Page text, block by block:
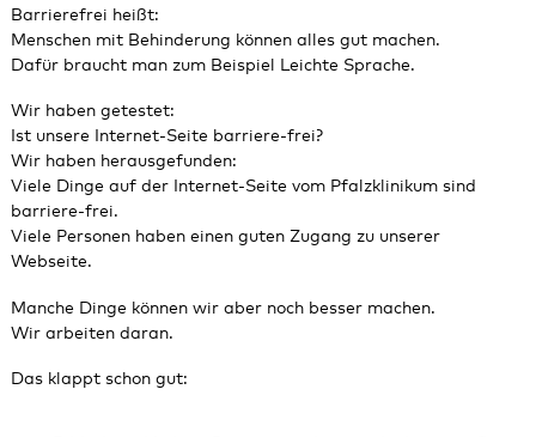
Barrierefrei heißt:
Menschen mit Behinderung können alles gut machen.
Dafür braucht man zum Beispiel Leichte Sprache.
Wir haben getestet:
Ist unsere Internet‑Seite barriere-frei?
Wir haben herausgefunden:
Viele Dinge auf der Internet‑Seite vom Pfalzklinikum sind
barriere-frei.
Viele Personen haben einen guten Zugang zu unserer
Webseite.
Manche Dinge können wir aber noch besser machen.
Wir arbeiten daran.
Das klappt schon gut: